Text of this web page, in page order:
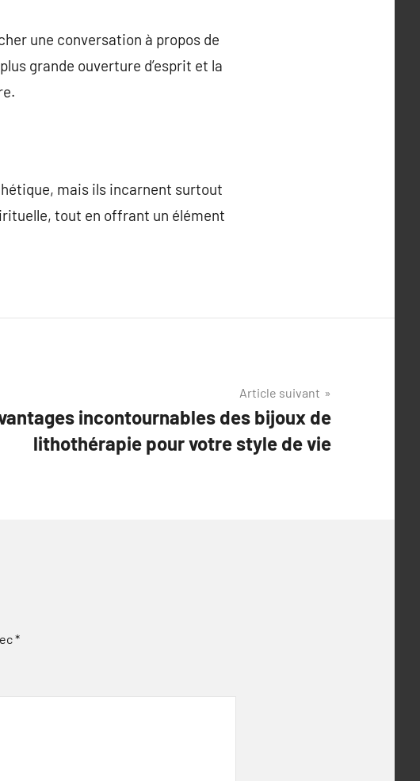
une conversation à propos de
grande ouverture d’esprit et la
mais ils incarnent surtout
tout en offrant un élément
Article suivant
incontournables des bijoux de
lithothérapie pour votre style de vie
*